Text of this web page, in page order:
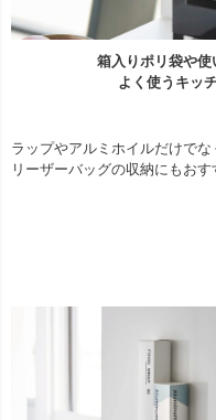
箱入りポリ袋や
よく使うキッ
ラップやアルミホイルだけで
リーザーバッグの収納にもおす